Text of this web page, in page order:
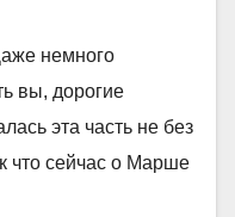
немного
вы, дорогие
эта часть не без
что сейчас о Марше